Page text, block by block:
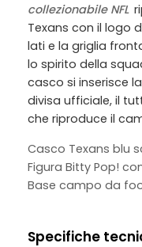
collezionabile NFL
Texans con il logo
lati e la griglia
lo spirito della
casco si inserisce
divisa ufficiale, il
che riproduce il
Casco Texans blu
Figura Bitty Pop!
Base campo da
Specifiche